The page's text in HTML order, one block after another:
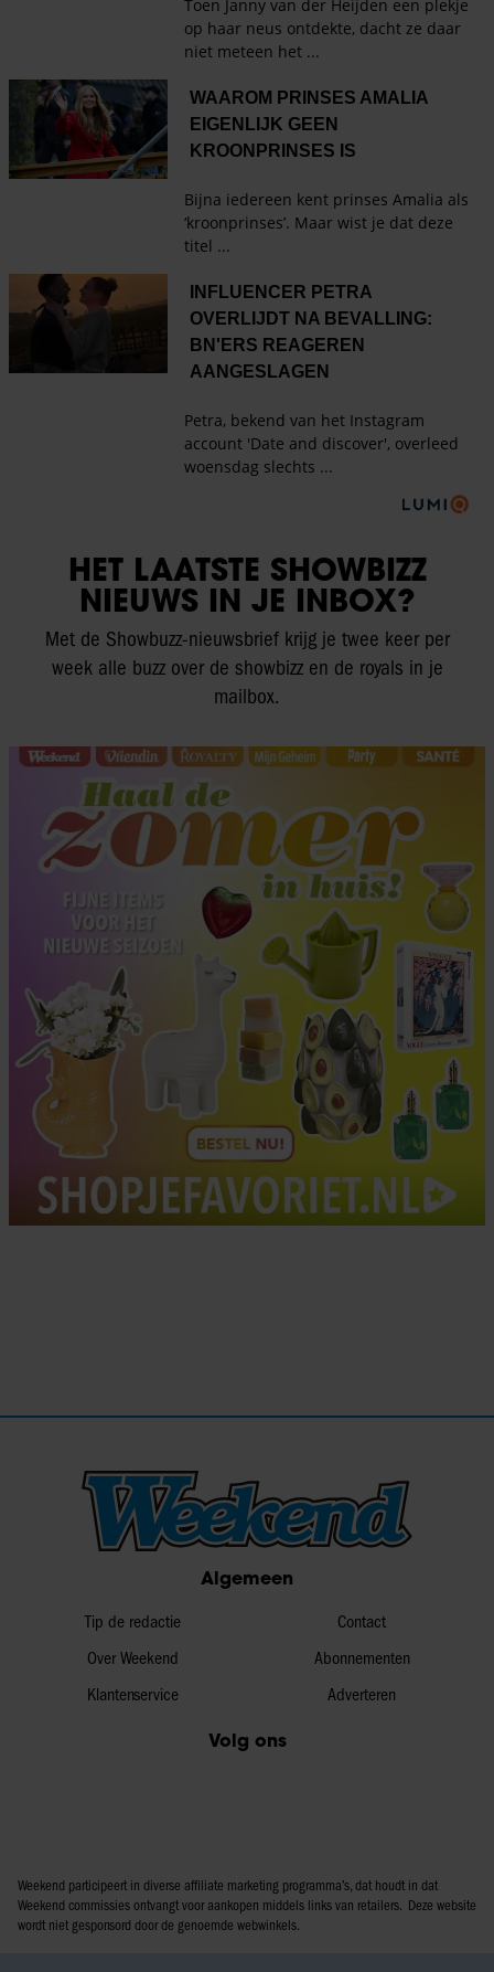
HET LAATSTE SHOWBIZZ
NIEUWS IN JE INBOX?
Met de Showbuzz-nieuwsbrief krijg je twee keer per
week alle buzz over de showbizz en de royals in je
mailbox.
Algemeen
Tip de redactie
Over Weekend
Klantenservice
Contact
Abonnementen
Adverteren
Volg ons
Weekend participeert in diverse affiliate marketing programma’s, dat houdt in dat
Weekend commissies ontvangt voor aankopen middels links van retailers. Deze website
wordt niet gesponsord door de genoemde webwinkels.